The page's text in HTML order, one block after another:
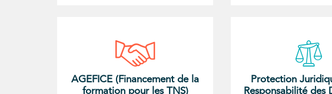
AGEFICE (Financement de la
formation pour les TNS)
Protection
Responsabilité des